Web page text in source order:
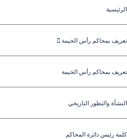
الرئيسية
تعريف بمحاكم رأس الخيمة
تعريف بمحاكم رأس الخيمة
النشأة والتطور التاريخي
كلمة رئيس دائرة المحاكم